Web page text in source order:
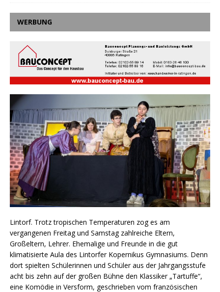
WERBUNG
Lintorf. Trotz tropischen Temperaturen zog es am
vergangenen Freitag und Samstag zahlreiche Eltern,
Großeltern, Lehrer. Ehemalige und Freunde in die gut
klimatisierte Aula des Lintorfer Kopernikus Gymnasiums. Denn
dort spielten Schülerinnen und Schüler aus der Jahrgangsstufe
acht bis zehn auf der großen Bühne den Klassiker „Tartuffe“,
eine Komödie in Versform, geschrieben vom französischen